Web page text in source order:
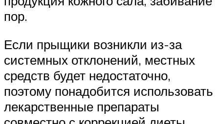
пор.
Если прыщики возникли из-за
системных отклонений, местных
средств будет недостаточно,
поэтому понадобится использовать
лекарственные препараты